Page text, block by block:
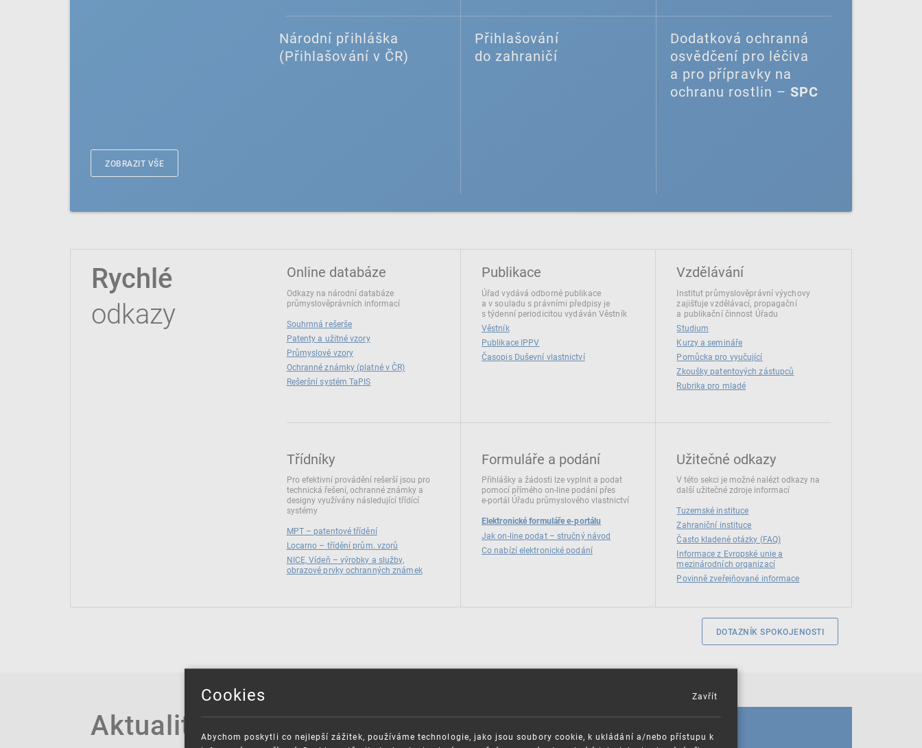
Národní přihláška
(Přihlašování v ČR)
Přihlašování
do zahraničí
Dodatková ochranná
osvědčení pro léčiva
a pro přípravky na
ochranu rostlin – SPC
ZOBRAZIT VŠE
Rychlé
odkazy
Online databáze
Odkazy na národní databáze
průmyslověprávních informací
Souhrnná rešerše
Patenty a užitné vzory
Průmyslové vzory
Ochranné známky (platné v ČR)
Rešeršní systém TaPIS
Publikace
Úřad vydává odborné publikace
a v souladu s právními předpisy je
s týdenní periodicitou vydáván Věstník
Věstník
Publikace IPPV
Časopis Duševní vlastnictví
Vzdělávání
Institut průmyslověprávní výychovy
zajišťuje vzdělávací, propagační
a publikační činnost Úřadu
Studium
Kurzy a semináře
Pomůcka pro vyučující
Zkoušky patentových zástupců
Rubrika pro mladé
Třídníky
Pro efektivní provádění rešerší jsou pro
technická řešení, ochranné známky a
designy využívány následující třídící
systémy
MPT – patentové třídění
Locarno – třídění prům. vzorů
NICE, Vídeň – výrobky a služby,
obrazové prvky ochranných známek
Formuláře a podání
Přihlášky a žádosti lze vyplnit a podat
pomocí přímého on‑line podání přes
e‑portál Úřadu průmyslového vlastnictví
Elektronické formuláře e-portálu
Jak on-line podat – stručný návod
Co nabízí elektronické podání
Užitečné odkazy
V této sekci je možné nalézt odkazy na
další užitečné zdroje informací
Tuzemské instituce
Zahraniční instituce
Často kladené otázky (FAQ)
Informace z Evropské unie a
mezinárodních organizací
Povinně zveřejňované informace
DOTAZNÍK SPOKOJENOSTI
Aktuality KALENDÁŘ
Cookies
Abychom poskytli co nejlepší zážitek, používáme technologie, jako jsou soubory cookie, k ukládání a/nebo přístupu k
Zavřít